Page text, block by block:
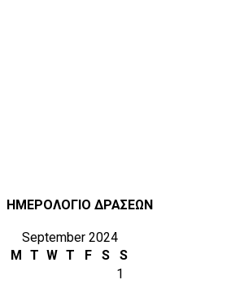
ΗΜΕΡΟΛΟΓΙΟ ΔΡΑΣΕΩΝ
September 2024
M
T W T F S
S
1